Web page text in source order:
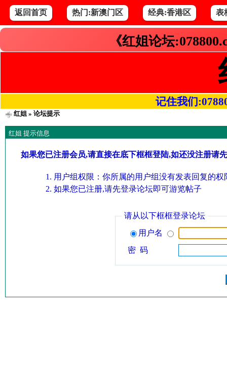
返回首页 热门:新澳门区 经典:香港区 表
《红姐论坛
记住我们
红姐» 论坛提示
红姐 提示信息
如果您已注册会员,请直接在底下框框登陆,如还没注册请
用户组权限：你所属的用户组没有发表回复的权
如果您已注册,请先登录论坛即可游览帖子
请从以下框框登录论坛
用户名
密 码